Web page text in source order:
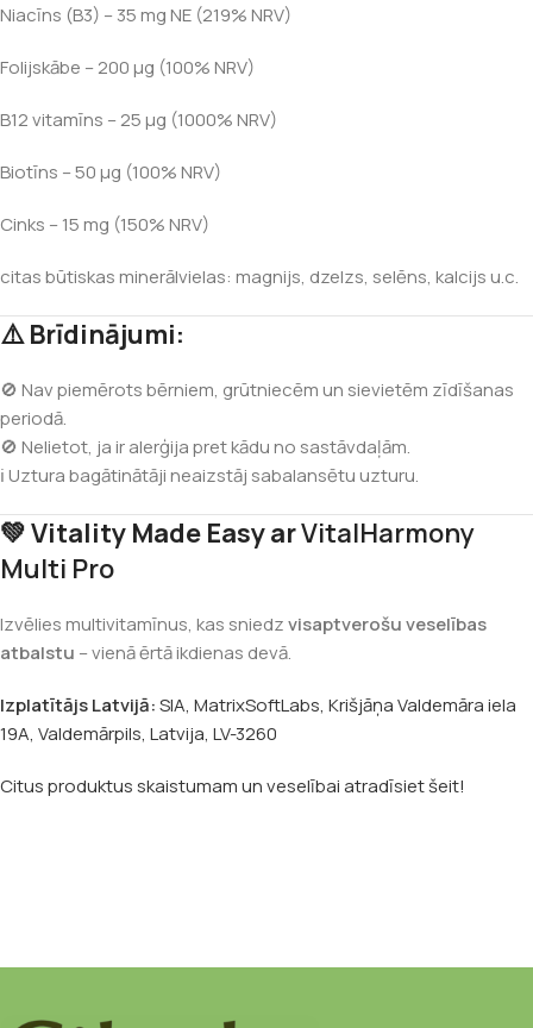
Niacīns (B3) – 35 mg NE (219% NRV)
Folijskābe – 200 μg (100% NRV)
B12 vitamīns – 25 μg (1000% NRV)
Biotīns – 50 μg (100% NRV)
Cinks – 15 mg (150% NRV)
citas būtiskas minerālvielas: magnijs, dzelzs, selēns, kalcijs u.c.
⚠️ Brīdinājumi:
🚫 Nav piemērots bērniem, grūtniecēm un sievietēm zīdīšanas
periodā.
🚫 Nelietot, ja ir alerģija pret kādu no sastāvdaļām.
ℹ️ Uztura bagātinātāji neaizstāj sabalansētu uzturu.
💚 Vitality Made Easy arVitalHarmony
Multi Pro
Izvēlies multivitamīnus, kas sniedzvisaptverošu veselības
atbalstu – vienā ērtā ikdienas devā.
Izplatītājs Latvijā:SIA, MatrixSoftLabs, Krišjāņa Valdemāra iela
19A, Valdemārpils, Latvija, LV-3260
Citus produktus skaistumam un veselībai atradīsiet šeit!